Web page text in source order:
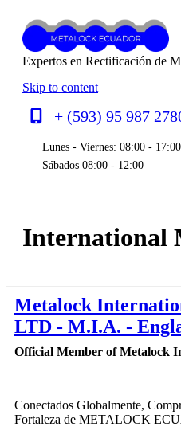
Expertos en Rectificación de
Skip to content
+ (593) 95 987
Lunes - Viernes: 08:00 -
Sábados 08:00 - 12:00
International
Metalock
LTD - M.I.A. -
Official Member of Metalock
Conectados Globalmente,
Fortaleza de METALOCK